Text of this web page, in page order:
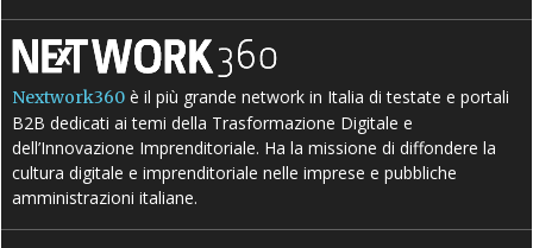
Nextwork360 è il più grande network in Italia di testate e portali
B2B dedicati ai temi della Trasformazione Digitale e
dell’Innovazione Imprenditoriale. Ha la missione di diffondere la
cultura digitale e imprenditoriale nelle imprese e pubbliche
amministrazioni italiane.